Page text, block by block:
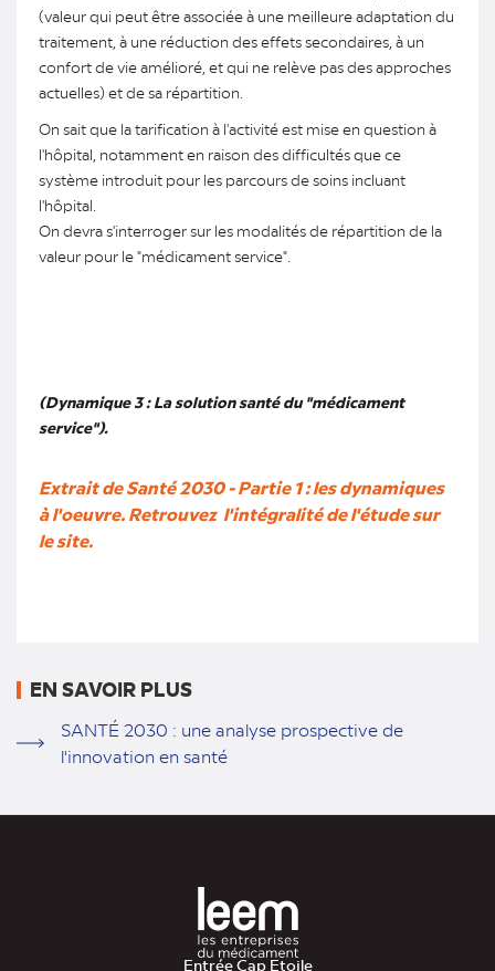
(valeur qui peut être associée à une meilleure adaptation du
traitement, à une réduction des effets secondaires, à un
confort de vie amélioré, et qui ne relève pas des approches
actuelles) et de sa répartition.
On sait que la tarification à l'activité est mise en question à
l'hôpital, notamment en raison des difficultés que ce
système introduit pour les parcours de soins incluant
l'hôpital.
On devra s'interroger sur les modalités de répartition de la
valeur pour le "médicament service".
(Dynamique 3 : La solution santé du "médicament
service").
Extrait de Santé 2030 - Partie 1 : les dynamiques
à l'oeuvre. Retrouvez l'intégralité de l'étude sur
le site.
EN SAVOIR PLUS
SANTÉ 2030 : une analyse prospective de
l'innovation en santé
Entrée Cap Etoile